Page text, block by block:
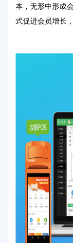
本，无形中形成
式促进会员增长